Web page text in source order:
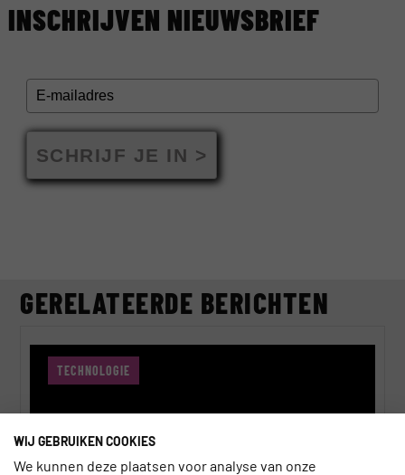
INSCHRIJVEN NIEUWSBRIEF
SCHRIJF JE IN >
GERELATEERDE BERICHTEN
TECHNOLOGIE
WIJ GEBRUIKEN COOKIES
We kunnen deze plaatsen voor analyse van onze